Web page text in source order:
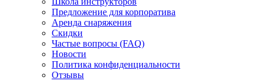
Предложение для корпоратива
Аренда снаряжения
Скидки
Частые вопросы (FAQ)
Новости
Политика конфиденциальности
Отзывы